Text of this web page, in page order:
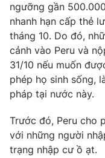
Góc doanh nghiệp
Truyền hình
Phim VTV
Hậu trường
Nhân vật
Giải sao mai
Giải trí
Điện ảnh
Âm nhạc
Sao
Đời sống
Du lịch
Làm đẹp
Chất lượng cuộc sống
Giáo dục
Tuyển sinh
Công nghệ
ngưỡng gần
nhanh hạn cấp thẻ
tháng 10. Do đó,
cảnh vào Peru và
31/10 nếu muốn
phép họ sinh sống,
pháp tại nước này.
Trước đó, Peru cho
với những người
trạng nhập cư ồ ạt.